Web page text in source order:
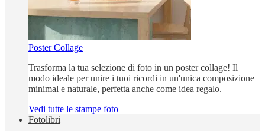
Poster Collage
Trasforma la tua selezione di foto in un poster collage! Il
modo ideale per unire i tuoi ricordi in un'unica composizione
minimal e naturale, perfetta anche come idea regalo.
Vedi tutte le stampe foto
Fotolibri